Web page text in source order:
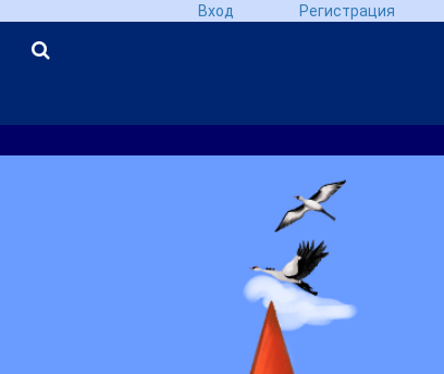
Вход Регистрация